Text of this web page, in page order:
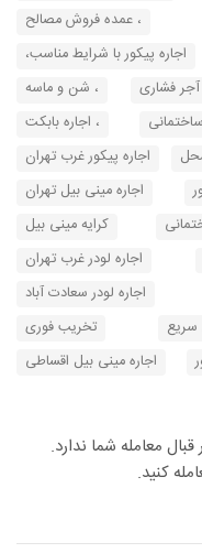
، عمده فروش مصالح
اجاره پیکور با شرایط مناسب،
آجر فشاری
، شن و ماسه
، اجاره بابکت
اجاره پیکور غرب تهران
اجاره مینی بیل تهران
کرایه مینی بیل
اجاره لودر غرب تهران
اجاره لودر سعادت آباد
سریع
تخریب فوری
اجاره مینی بیل اقساطی
معامله شما ندارد.
کنید.